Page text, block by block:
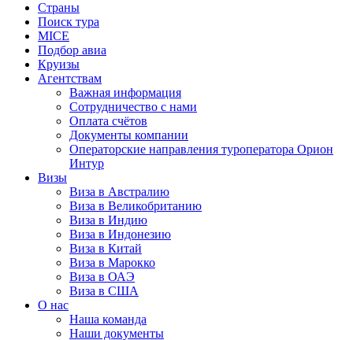
Страны
Поиск тура
MICE
Подбор авиа
Круизы
Агентствам
Важная информация
Сотрудничество с нами
Оплата счётов
Документы компании
Операторские направления туроператора Орион
Интур
Визы
Виза в Австралию
Виза в Великобританию
Виза в Индию
Виза в Индонезию
Виза в Китай
Виза в Марокко
Виза в ОАЭ
Виза в США
О нас
Наша команда
Наши документы